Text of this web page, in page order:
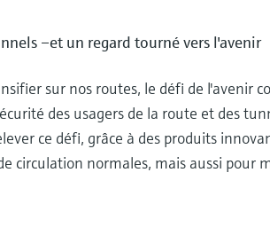
–et un regard tourné vers l'avenir
sur nos routes, le défi de l'avenir
des usagers de la route et des
ce défi, grâce à des produits
circulation normales, mais aussi